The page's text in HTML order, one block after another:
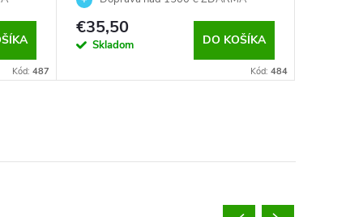
Kód: 487
€35,50
Skladom DO KOŠÍKA
Kód: 484